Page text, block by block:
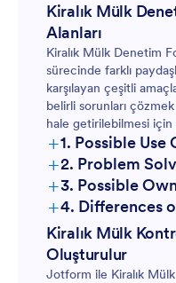
Kiralık Mülk
Alanları
Kiralık Mülk Denetim
sürecinde farklı
karşılayan çeşitli
belirli sorunları
hale getirilebilmesi
+1. Possible Use
+2. Problem
+3. Possible
+4. Differences
Kiralık Mülk
Oluşturulur
Jotform ile Kiralık